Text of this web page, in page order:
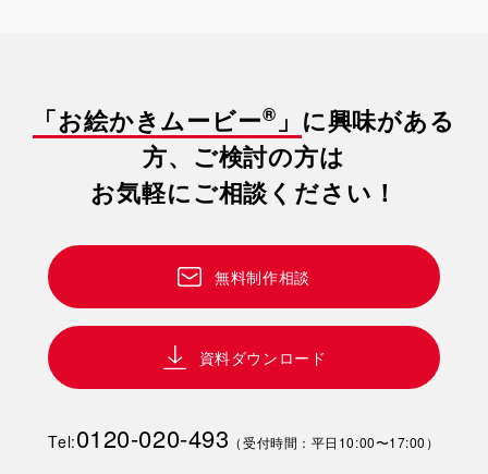
「お絵かきムービー® 」 に興味がある
方、ご検討の方は
お気軽にご相談ください！
無料制作相談
資料ダウンロード
Tel:0120-020-493 （受付時間：平日10:00〜17:00）